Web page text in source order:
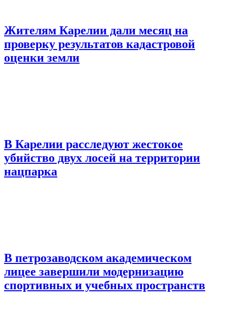
Жителям Карелии дали месяц на
проверку результатов кадастровой
оценки земли
В Карелии расследуют жестокое
убийство двух лосей на территории
нацпарка
В петрозаводском академическом
лицее завершили модернизацию
спортивных и учебных пространств